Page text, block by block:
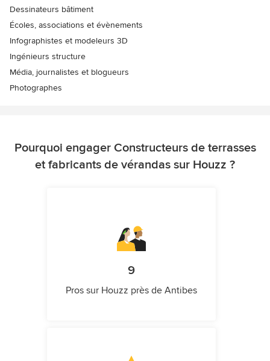
Dessinateurs bâtiment
Écoles, associations et évènements
Infographistes et modeleurs 3D
Ingénieurs structure
Média, journalistes et blogueurs
Photographes
Pourquoi engager Constructeurs de terrasses
et fabricants de vérandas sur Houzz ?
9
Pros sur Houzz près de Antibes